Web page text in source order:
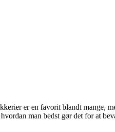
er en favorit blandt mange,
man bedst gør det for at